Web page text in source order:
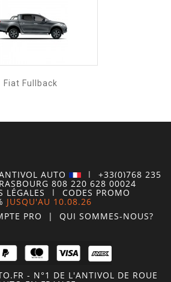
Fiat Fullback
AUTO | +33(0)768 235
808 220 628 00024
LÉGALES | CODES PROMO
JUSQU'AU 10.08.26
PRO | QUI SOMMES-NOUS?
- N°1 DE L'ANTIVOL DE ROUE